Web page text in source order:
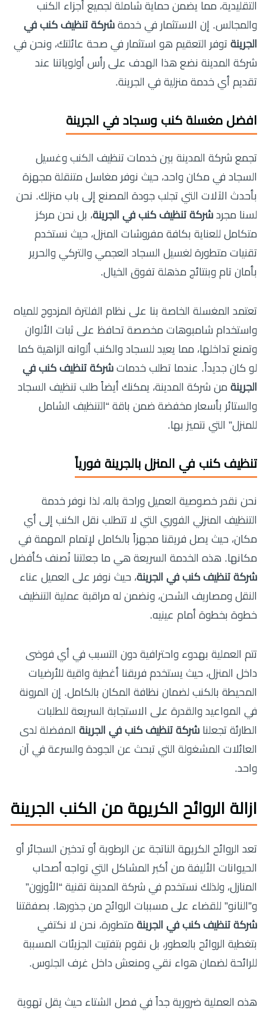
التقليدية، مما يضمن حماية شاملة لجميع أجزاء الكنب
والمجالس. إن الاستثمار في خدمة شركة تنظيف كنب في
الجرينة توفر التعقيم هو استثمار في صحة عائلتك، ونحن في
شركة المدينة نضع هذا الهدف على رأس أولوياتنا عند
تقديم أي خدمة منزلية في الجرينة.
افضل مغسلة كنب وسجاد في الجرينة
تجمع شركة المدينة بين خدمات تنظيف الكنب وغسيل
السجاد في مكان واحد، حيث نوفر مغاسل متنقلة مجهزة
بأحدث الآلات التي تجلب جودة المصنع إلى باب منزلك. نحن
لسنا مجرد شركة تنظيف كنب في الجرينة، بل نحن مركز
متكامل للعناية بكافة مفروشات المنزل، حيث نستخدم
تقنيات متطورة لغسيل السجاد العجمي والتركي والحرير
بأمان تام وبنتائج مذهلة تفوق الخيال.
تعتمد المغسلة الخاصة بنا على نظام الفلترة المزدوج للمياه
واستخدام شامبوهات مخصصة تحافظ على ثبات الألوان
وتمنع تداخلها، مما يعيد للسجاد والكنب ألوانه الزاهية كما
لو كان جديداً. عندما تطلب خدمات شركة تنظيف كنب في
الجرينة من شركة المدينة، يمكنك أيضاً طلب تنظيف السجاد
والستائر بأسعار مخفضة ضمن باقة “التنظيف الشامل
للمنزل” التي نتميز بها.
تنظيف كنب في المنزل بالجرينة فورياً
نحن نقدر خصوصية العميل وراحة باله، لذا نوفر خدمة
التنظيف المنزلي الفوري التي لا تتطلب نقل الكنب إلى أي
مكان، حيث يصل فريقنا مجهزاً بالكامل لإتمام المهمة في
مكانها. هذه الخدمة السريعة هي ما جعلتنا نُصنف كأفضل
شركة تنظيف كنب في الجرينة، حيث نوفر على العميل عناء
النقل ومصاريف الشحن، ونضمن له مراقبة عملية التنظيف
خطوة بخطوة أمام عينيه.
تتم العملية بهدوء واحترافية دون التسبب في أي فوضى
داخل المنزل، حيث يستخدم فريقنا أغطية واقية للأرضيات
المحيطة بالكنب لضمان نظافة المكان بالكامل. إن المرونة
في المواعيد والقدرة على الاستجابة السريعة للطلبات
الطارئة تجعلنا شركة تنظيف كنب في الجرينة المفضلة لدى
العائلات المشغولة التي تبحث عن الجودة والسرعة في آن
واحد.
ازالة الروائح الكريهة من الكنب الجرينة
تعد الروائح الكريهة الناتجة عن الرطوبة أو تدخين السجائر أو
الحيوانات الأليفة من أكبر المشاكل التي تواجه أصحاب
المنازل، ولذلك نستخدم في شركة المدينة تقنية “الأوزون”
و”النانو” للقضاء على مسببات الروائح من جذورها. بصفقتنا
شركة تنظيف كنب في الجرينة متطورة، نحن لا نكتفي
بتغطية الروائح بالعطور، بل نقوم بتفتيت الجزيئات المسببة
للرائحة لضمان هواء نقي ومنعش داخل غرف الجلوس.
هذه العملية ضرورية جداً في فصل الشتاء حيث يقل تهوية